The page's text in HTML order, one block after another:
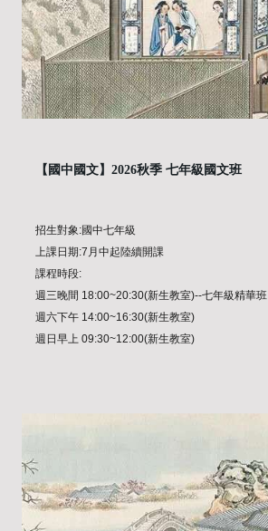
【國中國文】2026秋季 七年級國文班
招生對象:國中七年級
上課日期:7月中起陸續開課
課程時段:
週三晚間 18:00~20:30(新生教室)--七年級精華班
週六下午 14:00~16:30(新生教室)
週日早上 09:30~12:00(新生教室)